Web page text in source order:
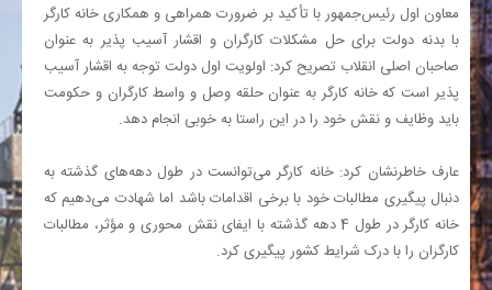
معاون اول رئیس‌جمهور با تأکید بر ضرورت همراهی و همکاری خانه کارگر
با بدنه دولت برای حل مشکلات کارگران و اقشار آسیب پذیر به عنوان
صاحبان اصلی انقلاب تصریح کرد: اولویت اول دولت توجه به اقشار آسیب
پذیر است که خانه کارگر به عنوان حلقه وصل و واسط کارگران و حکومت
باید وظایف و نقش خود را در این راستا به خوبی انجام دهد.
عارف خاطرنشان کرد: خانه کارگر می‌توانست در طول دهه‌های گذشته به
دنبال پیگیری مطالبات خود با برخی اقدامات باشد اما شهادت می‌دهیم که
خانه کارگر در طول 4 دهه گذشته با ایفای نقش محوری و مؤثر، مطالبات
کارگران را با درک شرایط کشور پیگیری کرد.